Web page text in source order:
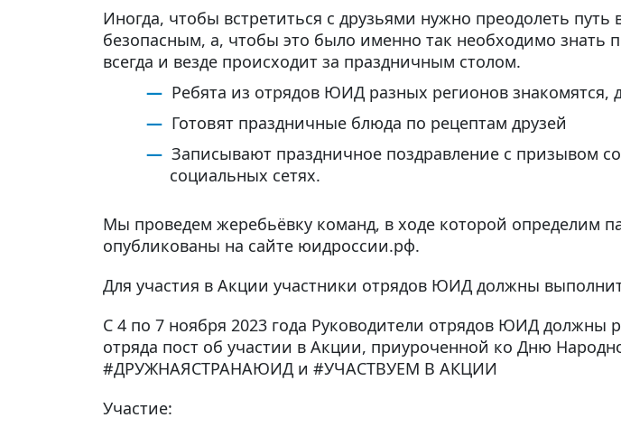
Иногда, чтобы встретиться с друзьями нужно преодолеть
безопасным, а, чтобы это было именно так необходимо знать
всегда и везде происходит за праздничным столом.
Ребята из отрядов ЮИД разных регионов знакомятся,
Готовят праздничные блюда по рецептам друзей
Записывают праздничное поздравление с призывом
социальных сетях.
Мы проведем жеребьёвку команд, в ходе которой определим
опубликованы на сайте юидроссии.рф.
Для участия в Акции участники отрядов ЮИД должны
С 4 по 7 ноября 2023 года Руководители отрядов ЮИД должны
отряда пост об участии в Акции, приуроченной ко Дню
#ДРУЖНАЯСТРАНАЮИД и #УЧАСТВУЕМ В АКЦИИ
Участие: